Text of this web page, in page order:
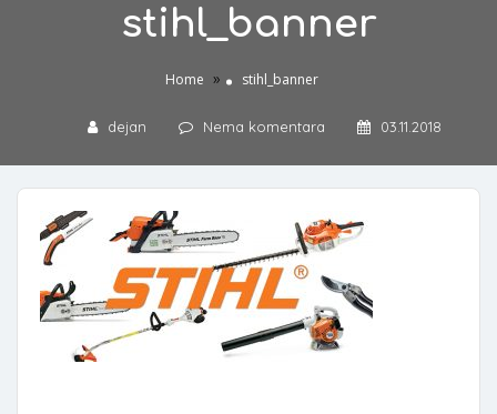
stihl_banner
Home » stihl_banner
dejan Nema komentara 03.11.2018